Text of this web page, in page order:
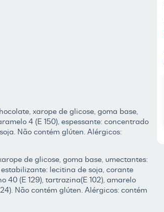
xarope de glicose, goma base,
4 (E 150), espessante: concentrado
Não contém glúten. Alérgicos:
de glicose, goma base, umectantes:
lecitina de soja, corante
40 (E 129), tartrazina(E 102), amarelo
Não contém glúten. Alérgicos: contém